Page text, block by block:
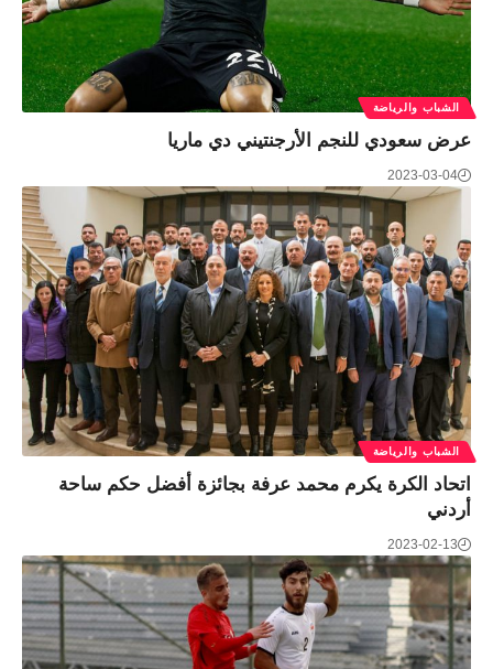
الشباب والرياضة
عرض سعودي للنجم الأرجنتيني دي ماريا
2023-03-04
الشباب والرياضة
اتحاد الكرة يكرم محمد عرفة بجائزة أفضل حكم ساحة
أردني
2023-02-13